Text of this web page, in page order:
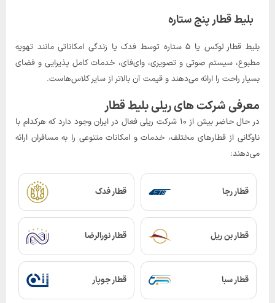
بلیط قطار پنج ستاره
بلیط قطار لوکس یا ۵ ستاره توسط فدک یا زندگی امکاناتی مانند تهویه
مطبوع، سیستم صوتی و تصویری، وای‌فای، خدمات کامل پذیرایی و فضای
بسیار راحت را ارائه می‌دهند و قیمت آن بالاتر از سایر کلاس‌هاست.
معرفی شرکت های ریلی بلیط قطار
در حال حاضر بیش از ۱۰ شرکت ریلی فعال در ایران وجود دارد که هرکدام با
ناوگانی از قطارهای مختلف، خدمات و امکانات متنوعی را به مسافران ارائه
می‌دهند:
قطار رجا قطار فدک
قطار بن ریل قطار نورالرضا
قطار سبا قطار جوپار